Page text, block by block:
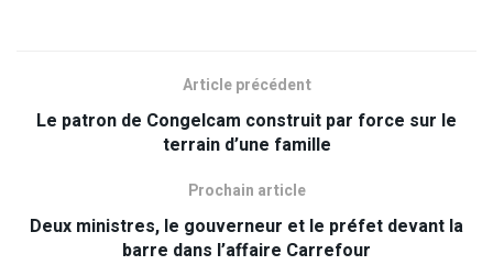
Article précédent
Le patron de Congelcam construit par force sur le
terrain d’une famille
Prochain article
Deux ministres, le gouverneur et le préfet devant la
barre dans l’affaire Carrefour